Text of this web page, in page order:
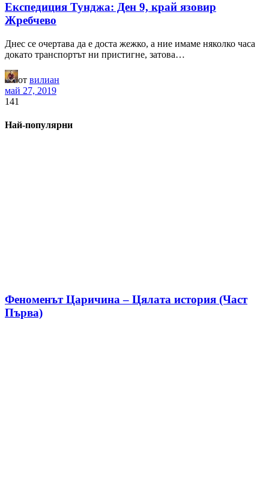
Експедиция Тунджа: Ден 9, край язовир
Жребчево
Днес се очертава да е доста жежко, а ние имаме няколко часа
докато транспортът ни пристигне, затова…
от вилиан
май 27, 2019
141
Най-популярни
Феноменът Царичина – Цялата история (Част
Първа)